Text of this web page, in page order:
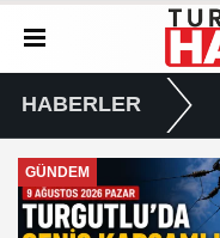
HABERLER
MANİSA